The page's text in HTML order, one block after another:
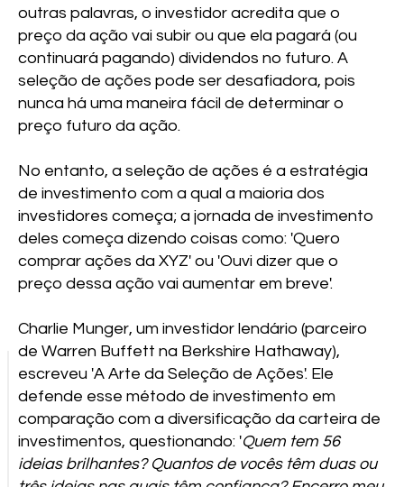
outras palavras, o investidor acredita que o
preço da ação vai subir ou que ela pagará (ou
continuará pagando) dividendos no futuro. A
seleção de ações pode ser desafiadora, pois
nunca há uma maneira fácil de determinar o
preço futuro da ação.
No entanto, a seleção de ações é a estratégia
de investimento com a qual a maioria dos
investidores começa; a jornada de investimento
deles começa dizendo coisas como: 'Quero
comprar ações da XYZ' ou 'Ouvi dizer que o
preço dessa ação vai aumentar em breve'.
Charlie Munger, um investidor lendário (parceiro
de Warren Buffett na Berkshire Hathaway),
escreveu 'A Arte da Seleção de Ações'. Ele
defende esse método de investimento em
comparação com a diversificação da carteira de
investimentos, questionando: 'Quem tem 56
ideias brilhantes? Quantos de vocês têm duas ou